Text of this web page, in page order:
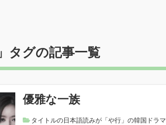
」タグの記事一覧
優雅な一族
タイトルの日本語読みが「や行」の韓国ドラマ